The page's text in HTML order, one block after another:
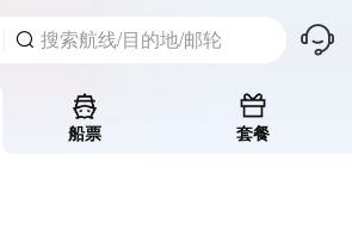
 搜索航线/目的地/邮轮 󱪩
船票 套餐